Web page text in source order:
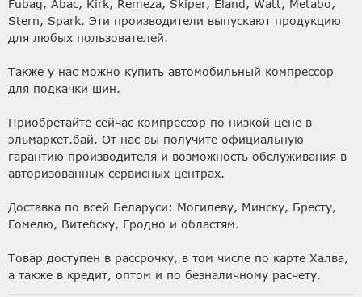
Fubag, Abac, Kirk, Remeza, Skiper, Eland, Watt, Metabo,
Stern, Spark. Эти производители выпускают продукцию
для любых пользователей.
Также у нас можно купить автомобильный компрессор
для подкачки шин.
Приобретайте сейчас компрессор по низкой цене в
эльмаркет.бай. От нас вы получите официальную
гарантию производителя и возможность обслуживания в
авторизованных сервисных центрах.
Доставка по всей Беларуси: Могилеву, Минску, Бресту,
Гомелю, Витебску, Гродно и областям.
Товар доступен в рассрочку, в том числе по карте Халва,
а также в кредит, оптом и по безналичному расчету.